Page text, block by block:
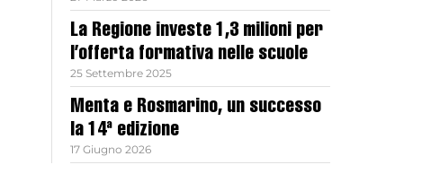
La Regione investe 1,3 milioni per
l’offerta formativa nelle scuole
25 Settembre 2025
Menta e Rosmarino, un successo
la 14ª edizione
17 Giugno 2026